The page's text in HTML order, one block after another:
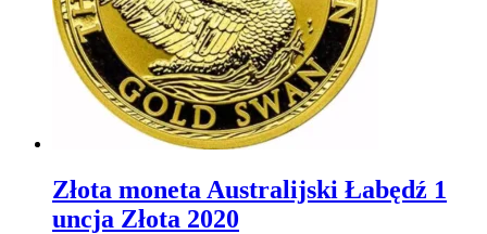
Złota moneta Australijski Łabędź 1
uncja Złota 2020